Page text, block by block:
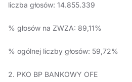
liczba głosów: 14.855.339
% głosów na ZWZA: 89,11%
% ogólnej liczby głosów: 59,72%
2. PKO BP BANKOWY OFE